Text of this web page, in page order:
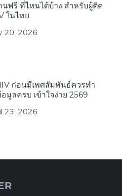
นฟรี ที่ไหนได้บ้าง สำหรับผู้ติด
ในไทย
20, 2026
ก่อนมีเพศสัมพันธ์ควรทำ
มูลครบ เข้าใจง่าย 2569
23, 2026